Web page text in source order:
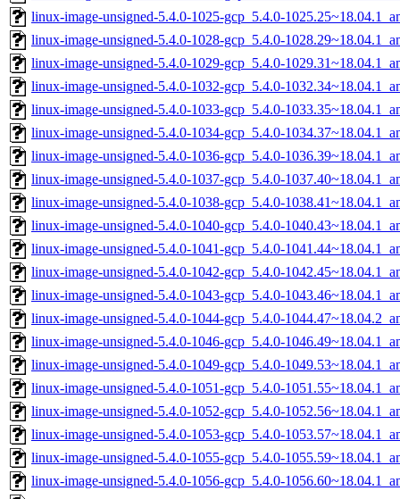
linux-image-unsigned-5.4.0-1025-gcp_5.4.0-
linux-image-unsigned-5.4.0-1028-gcp_5.4.0-
linux-image-unsigned-5.4.0-1029-gcp_5.4.0-
linux-image-unsigned-5.4.0-1032-gcp_5.4.0-
linux-image-unsigned-5.4.0-1033-gcp_5.4.0-
linux-image-unsigned-5.4.0-1034-gcp_5.4.0-
linux-image-unsigned-5.4.0-1036-gcp_5.4.0-
linux-image-unsigned-5.4.0-1037-gcp_5.4.0-
linux-image-unsigned-5.4.0-1038-gcp_5.4.0-
linux-image-unsigned-5.4.0-1040-gcp_5.4.0-
linux-image-unsigned-5.4.0-1041-gcp_5.4.0-
linux-image-unsigned-5.4.0-1042-gcp_5.4.0-
linux-image-unsigned-5.4.0-1043-gcp_5.4.0-
linux-image-unsigned-5.4.0-1044-gcp_5.4.0-
linux-image-unsigned-5.4.0-1046-gcp_5.4.0-
linux-image-unsigned-5.4.0-1049-gcp_5.4.0-
linux-image-unsigned-5.4.0-1051-gcp_5.4.0-
linux-image-unsigned-5.4.0-1052-gcp_5.4.0-
linux-image-unsigned-5.4.0-1053-gcp_5.4.0-
linux-image-unsigned-5.4.0-1055-gcp_5.4.0-
linux-image-unsigned-5.4.0-1056-gcp_5.4.0-